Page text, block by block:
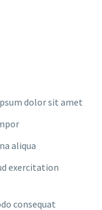
dolor sit amet
aliqua
exercitation
consequat